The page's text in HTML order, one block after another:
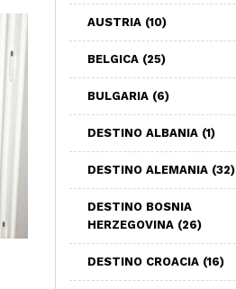
AUSTRIA (10)
BELGICA (25)
BULGARIA (6)
DESTINO ALBANIA (1)
DESTINO ALEMANIA (32)
DESTINO BOSNIA
HERZEGOVINA (26)
DESTINO CROACIA (16)